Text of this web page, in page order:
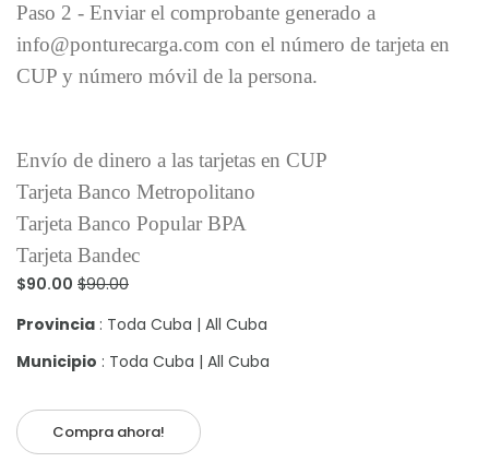
Paso 2 - Enviar el comprobante generado a
info@ponturecarga.com con el número de tarjeta en
CUP y número móvil de la persona.
Envío de dinero a las tarjetas en CUP
Tarjeta Banco Metropolitano
Tarjeta Banco Popular BPA
Tarjeta Bandec
$90.00 $90.00
Provincia : Toda Cuba | All Cuba
Municipio : Toda Cuba | All Cuba
Compra ahora!